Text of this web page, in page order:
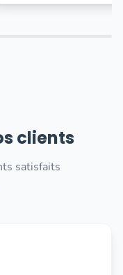
clients
satisfaits